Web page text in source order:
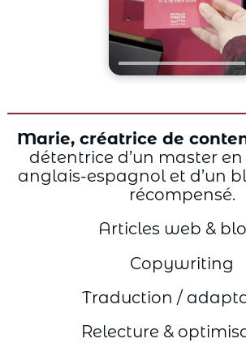
Marie, créatrice de
détentrice d’un master
anglais-espagnol et d’un
récompensé.
Articles web &
Copywriting
Traduction /
Relecture &